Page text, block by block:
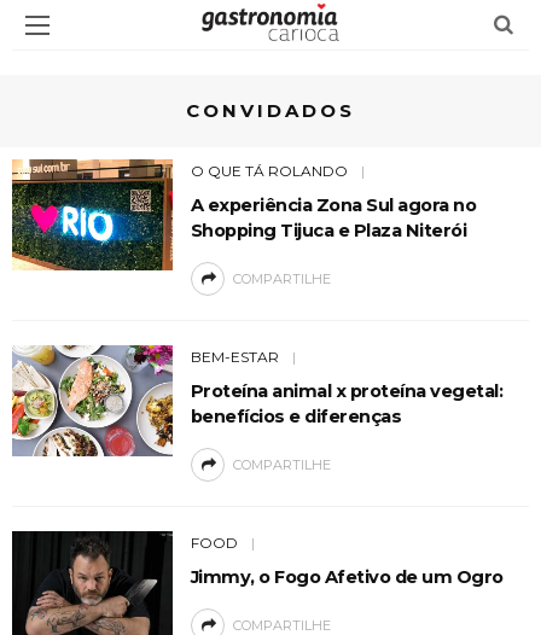
CONVIDADOS
O QUE TÁ ROLANDO
A experiência Zona Sul agora no
Shopping Tijuca e Plaza Niterói
COMPARTILHE
BEM-ESTAR
Proteína animal x proteína vegetal:
benefícios e diferenças
COMPARTILHE
FOOD
Jimmy, o Fogo Afetivo de um Ogro
COMPARTILHE